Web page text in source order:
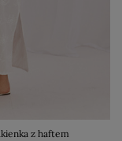
z haftem